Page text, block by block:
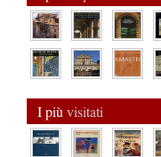
I più visitati